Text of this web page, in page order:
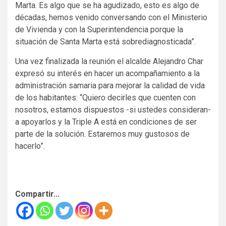
Marta. Es algo que se ha agudizado, esto es algo de
décadas, hemos venido conversando con el Ministerio
de Vivienda y con la Superintendencia porque la
situación de Santa Marta está sobrediagnosticada”.
Una vez finalizada la reunión el alcalde Alejandro Char
expresó su interés en hacer un acompañamiento a la
administración samaria para mejorar la calidad de vida
de los habitantes: “Quiero decirles que cuenten con
nosotros, estamos dispuestos -si ustedes consideran-
a apoyarlos y la Triple A está en condiciones de ser
parte de la solución. Estaremos muy gustosos de
hacerlo”.
Compartir...